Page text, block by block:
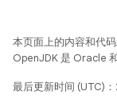
本页面上的内容和代
OpenJDK 是 Oracle
最后更新时间 (UTC)